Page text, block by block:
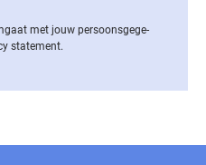
met jouw per­soons­ge­ge­
statement.